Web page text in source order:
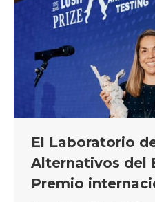
El Laboratorio
Alternativos del
Premio